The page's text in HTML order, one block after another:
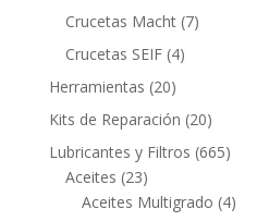
Crucetas Macht 77
Crucetas SEIF 44
Herramientas 2020
productos
Kits de Reparación 2020
productos
Lubricantes y Filtros 665665
Aceites 2323
productos
Aceites Multigrado 44